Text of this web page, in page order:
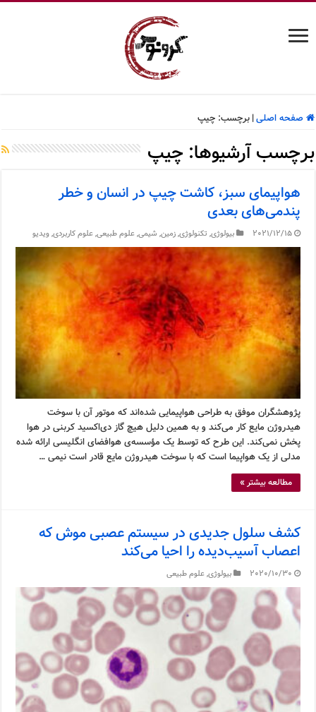
صفحه اصلی| برچسب:چیپ
برچسب آرشیوها:چیپ
هواپیمای سبز، کاشت چیپ در انسان و خطر
پندمی‌های بعدی
2021/12/15 بیولوژی, تکنولوژی,زمین, شیمی,علوم طبیعی,علوم کاربردی,ویدیو
پژوهشگران موفق به طراحی هواپیمایی شده‌اند که موتور آن با سوخت
هیدروژن مایع کار می‌کند و به همین دلیل هیچ گاز دی‌اکسید کربنی در هوا
پخش نمی‌کند. این طرح که توسط یک مؤسسه‌ی هوافضای انگلیسی ارائه شده
مدلی از یک هواپیما است که با سوخت هیدروژن مایع قادر است نیمی …
مطالعه بیشتر »
کشف سلول جدیدی در سیستم عصبی موش که
اعصاب آسیب‌دیده را احیا می‌کند
2020/10/30 بیولوژی,علوم طبیعی